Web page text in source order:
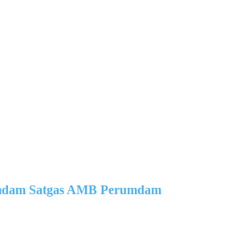
Satgas AMB Perumdam